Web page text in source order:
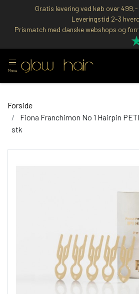
Gratis levering ved køb over
Leveringstid 2-3
Prismatch med danske webshops og
Menu
Forside
Fiona Franchimon No 1 Hairpin
stk